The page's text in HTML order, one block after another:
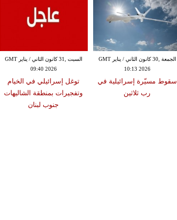
السبت ,31 كانون الثاني / يناير GMT
09:40 2026
توغل إسرائيلي في الخيام
وتفجيرات بمنطقة الشاليهات
جنوب لبنان
الجمعة ,30 كانون الثاني / يناير GMT
10:13 2026
سقوط مسيّرة إسرائيلية في
رب ثلاثين